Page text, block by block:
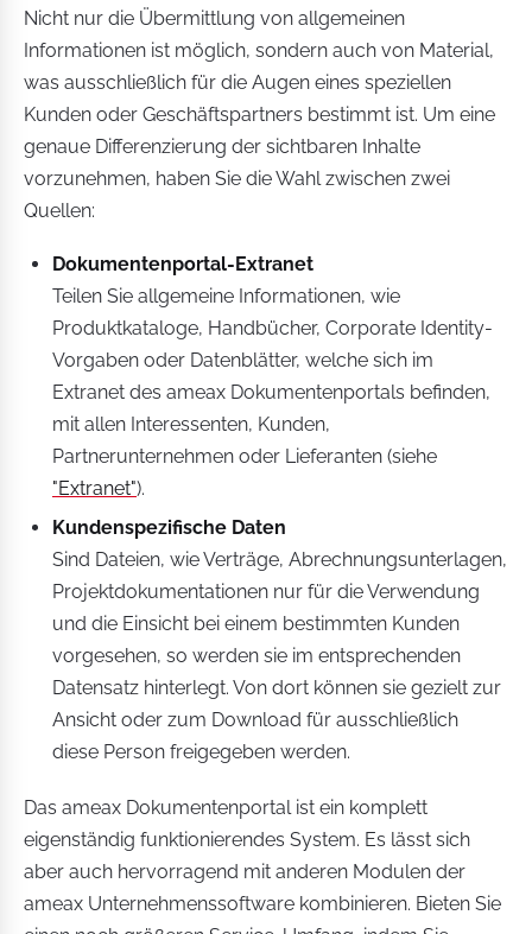
Nicht nur die Übermittlung von allgemeinen
Informationen ist möglich, sondern auch von Material,
was ausschließlich für die Augen eines speziellen
Kunden oder Geschäftspartners bestimmt ist. Um eine
genaue Differenzierung der sichtbaren Inhalte
vorzunehmen, haben Sie die Wahl zwischen zwei
Quellen:
Dokumentenportal-Extranet
Teilen Sie allgemeine Informationen, wie
Produktkataloge, Handbücher, Corporate Identity-
Vorgaben oder Datenblätter, welche sich im
Extranet des ameax Dokumentenportals befinden,
mit allen Interessenten, Kunden,
Partnerunternehmen oder Lieferanten (siehe
"Extranet").
Kundenspezifische Daten
Sind Dateien, wie Verträge, Abrechnungsunterlagen,
Projektdokumentationen nur für die Verwendung
und die Einsicht bei einem bestimmten Kunden
vorgesehen, so werden sie im entsprechenden
Datensatz hinterlegt. Von dort können sie gezielt zur
Ansicht oder zum Download für ausschließlich
diese Person freigegeben werden.
Das ameax Dokumentenportal ist ein komplett
eigenständig funktionierendes System. Es lässt sich
aber auch hervorragend mit anderen Modulen der
ameax Unternehmenssoftware kombinieren. Bieten Sie